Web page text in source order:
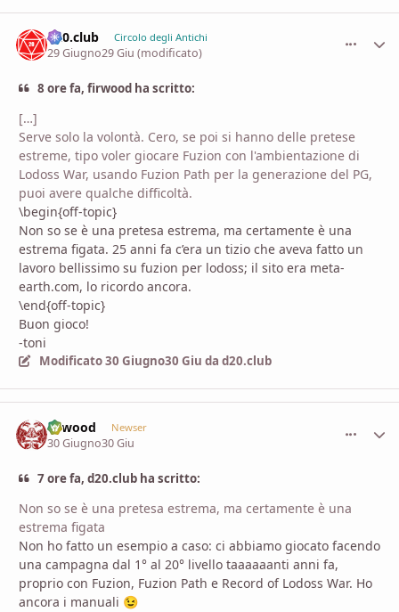
d20.club Circolo degli Antichi
29 Giugno29 Giu (modificato)
8 ore fa, firwood ha scritto:
[…]
Serve solo la volontà. Cero, se poi si hanno delle pretese
estreme, tipo voler giocare Fuzion con l'ambientazione di
Lodoss War, usando Fuzion Path per la generazione del PG,
puoi avere qualche difficoltà.
\begin{off-topic}
Non so se è una pretesa estrema, ma certamente è una
estrema figata. 25 anni fa c’era un tizio che aveva fatto un
lavoro bellissimo su fuzion per lodoss; il sito era meta-
earth.com, lo ricordo ancora.
\end{off-topic}
Buon gioco!
-toni
Modificato30 Giugno30 Giu da d20.club
firwood Newser
30 Giugno30 Giu
7 ore fa, d20.club ha scritto:
Non so se è una pretesa estrema, ma certamente è una
estrema figata
Non ho fatto un esempio a caso: ci abbiamo giocato facendo
una campagna dal 1° al 20° livello taaaaaanti anni fa,
proprio con Fuzion, Fuzion Path e Record of Lodoss War. Ho
ancora i manuali 😉